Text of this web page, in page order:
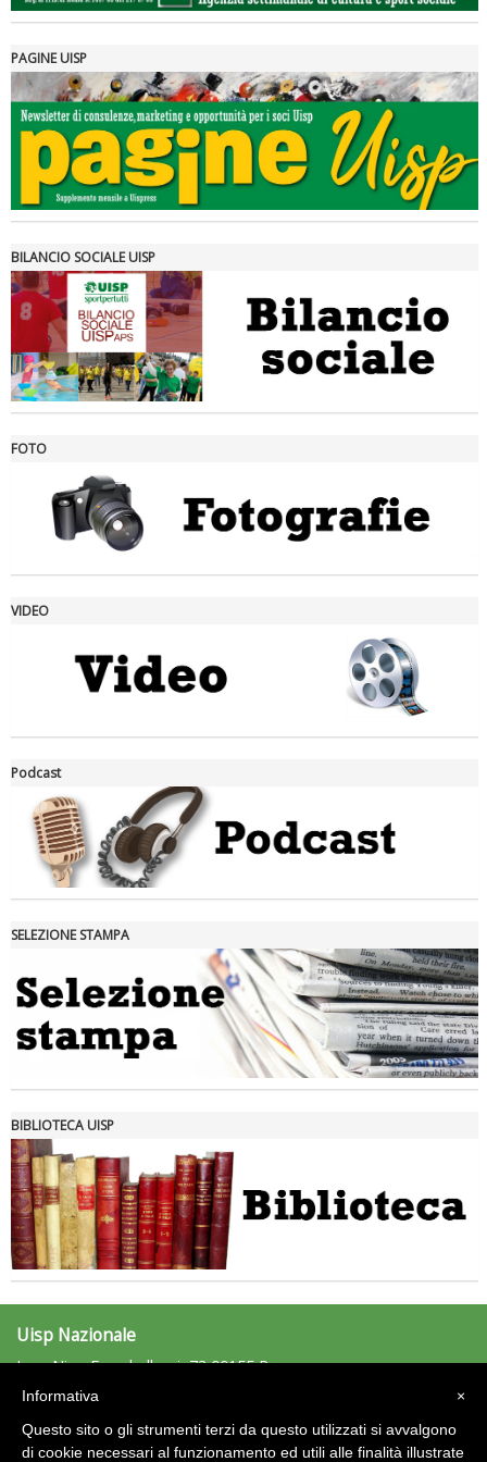
Tiziano Pesce a Radio InBlu2000 traccia il bilancio della stagione
Ddl Lobby, Uisp: “Il Parlamento valorizzi le nostre specificità"
Tiziano Pesce nel Cda di Fondazione Terzjus: prima riunione a
PAGINE UISP
BILANCIO SOCIALE UISP
FOTO
VIDEO
Podcast
SELEZIONE STAMPA
BIBLIOTECA UISP
Uisp Nazionale
L.go Nino Franchellucci, 73 00155 Roma
Tel: 06.439841 - Fax: 06.43984320
C.F.: 97029170582
×
Informativa
Questo sito o gli strumenti terzi da questo utilizzati si avvalgono
di cookie necessari al funzionamento ed utili alle finalità illustrate